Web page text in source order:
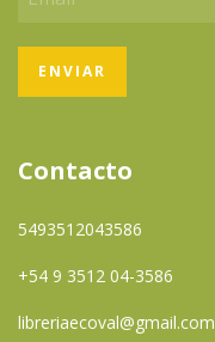
Contacto
5493512043586
+54 9 3512 04-3586
libreriaecoval@gmail.com